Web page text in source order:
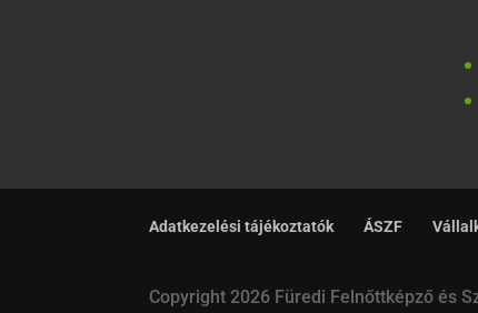
Adatkezelési tájékoztatók ÁSZF
Copyright 2026 Füredi Felnőttképző és